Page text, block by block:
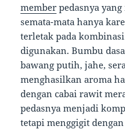
member pedasnya
semata-mata hanya
terletak pada
digunakan. Bumbu
bawang putih, jahe,
menghasilkan aroma
dengan cabai rawit
pedasnya menjadi
tetapi menggigit